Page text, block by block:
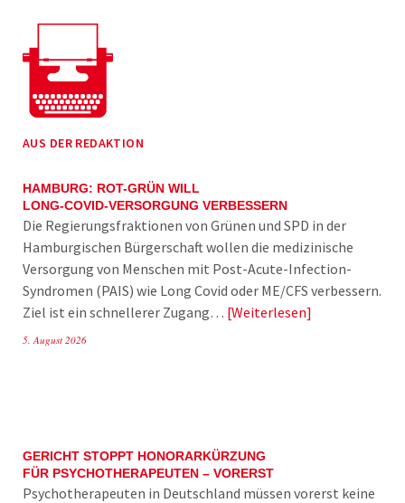
AUS DER REDAKTION
HAMBURG: ROT-GRÜN WILL
LONG-COVID-VERSORGUNG VERBESSERN
Die Regierungsfraktionen von Grünen und SPD in der
Hamburgischen Bürgerschaft wollen die medizinische
Versorgung von Menschen mit Post-Acute-Infection-
Syndromen (PAIS) wie Long Covid oder ME/CFS verbessern.
Ziel ist ein schnellerer Zugang… Weiterlesen
5. August 2026
GERICHT STOPPT HONORARKÜRZUNG
FÜR PSYCHOTHERAPEUTEN – VORERST
Psychotherapeuten in Deutschland müssen vorerst keine